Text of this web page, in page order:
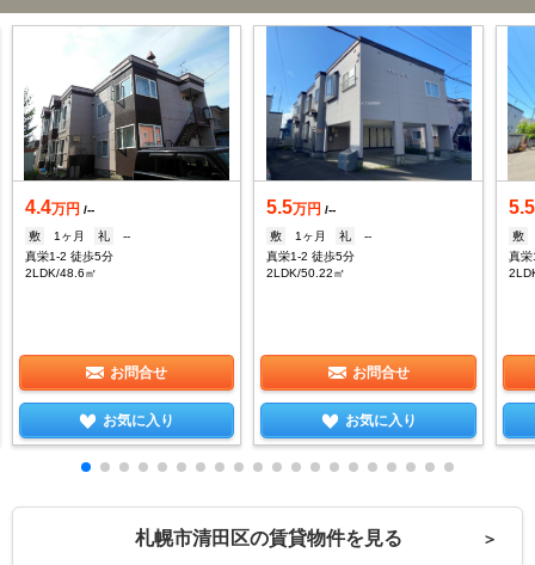
4.4万円 /--
敷
1ヶ月 礼
--
真栄1-2 徒歩5分
2LDK/48.6㎡
お問合せ
お気に入り
5.5万円 /--
敷
1ヶ月 礼
--
真栄1-2 徒歩5分
2LDK/50.22㎡
お問合せ
お気に入り
5.5
敷
真
札幌市清田区の賃貸物件を見る ＞